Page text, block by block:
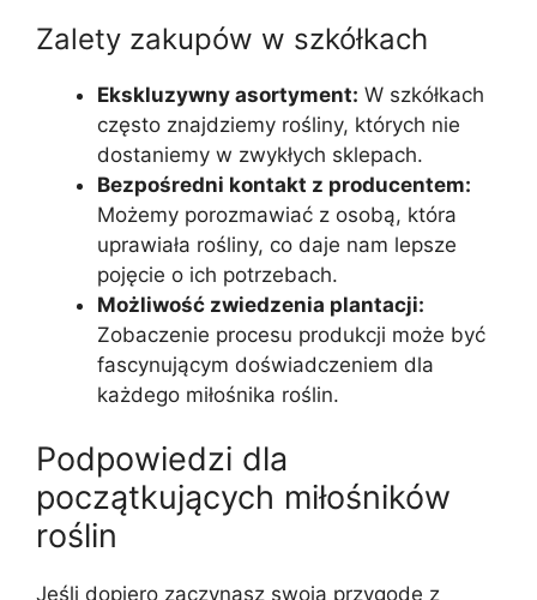
Zalety zakupów w szkółkach
Ekskluzywny asortyment: W szkółkach
często znajdziemy rośliny, których nie
dostaniemy w zwykłych sklepach.
Bezpośredni kontakt z producentem:
Możemy porozmawiać z osobą, która
uprawiała rośliny, co daje nam lepsze
pojęcie o ich potrzebach.
Możliwość zwiedzenia plantacji:
Zobaczenie procesu produkcji może być
fascynującym doświadczeniem dla
każdego miłośnika roślin.
Podpowiedzi dla
początkujących miłośników
roślin
Jeśli dopiero zaczynasz swoją przygodę z